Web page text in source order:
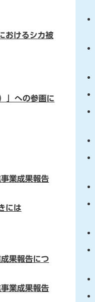
おけるシカ被
」への参画に
業成果報告
には
果報告につ
業成果報告